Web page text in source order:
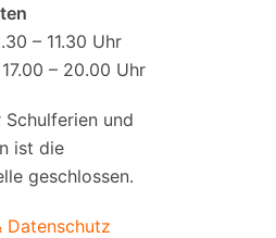
– 11.30 Uhr
– 20.00 Uhr
Schulferien und
ist die
geschlossen.
Datenschutz